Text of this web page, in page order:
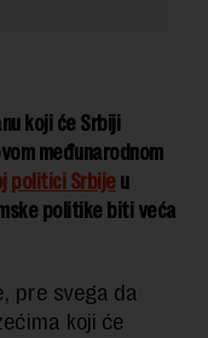
koji će Srbiji
međunarodnom
politici Srbijeu
politike biti veća
pre svega da
koji će